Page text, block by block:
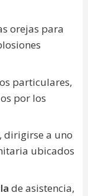
orejas para
particulares,
por los
dirigirse a uno
ubicados
de asistencia,